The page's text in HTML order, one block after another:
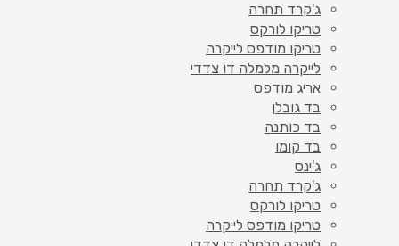
ג'קרד תחרה
טריקו לורקס
טריקו מודפס לייקרה
לייקרה מלמלה דו צדדי
אריג מודפס
בד גובלן
בד כותנה
בד קומו
ג'ינס
ג'קרד תחרה
טריקו לורקס
טריקו מודפס לייקרה